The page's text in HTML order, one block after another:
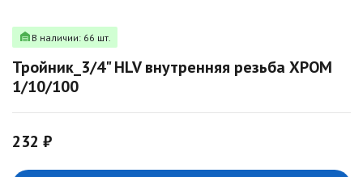
В наличии: 66 шт.
Тройник_3/4" HLV внутренняя резьба ХРОМ
1/10/100
232 ₽